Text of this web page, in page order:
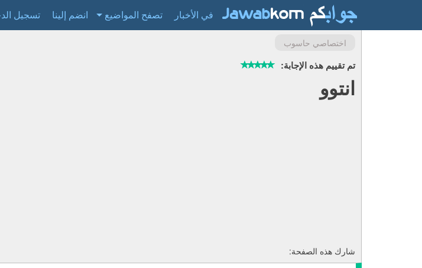
في الأخبار تصفح المواضيع انضم إلينا تسجيل
اختصاصي حاسوب
تم تقييم هذه الإجابة:
انتوو
شارك هذه الصفحة: